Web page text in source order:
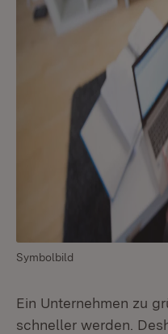
Symbolbild
Ein Unternehmen zu
schneller werden.